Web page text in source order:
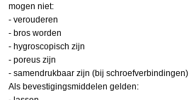
mogen niet:
- verouderen
- bros worden
- hygroscopisch zijn
- poreus zijn
- samendrukbaar zijn (bij schroefverbindingen)
Als bevestigingsmiddelen gelden: